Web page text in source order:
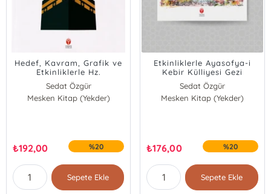
Hedef, Kavram, Grafik ve
Etkinliklerle Hz.
Peygamber’in Hayatı
Mekke Dönemi
Sedat Özgür
Mesken Kitap (Yekder)
₺192,00 %20
Sepete Ekle
Etkinliklerle Ayasofya-i
Kebir Külliyesi Gezi
Rehberi
Sedat Özgür
Şerife Alcan
Mesken Kitap (Yekder)
₺176,00 %20
Sepete Ekle